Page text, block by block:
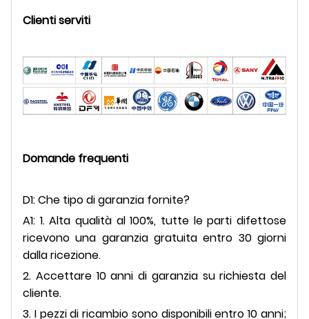
Clienti serviti
Domande frequenti
D1: Che tipo di garanzia fornite?
A1: 1. Alta qualità al 100%, tutte le parti difettose
ricevono una garanzia gratuita entro 30 giorni
dalla ricezione.
2. Accettare 10 anni di garanzia su richiesta del
cliente.
3. I pezzi di ricambio sono disponibili entro 10 anni;